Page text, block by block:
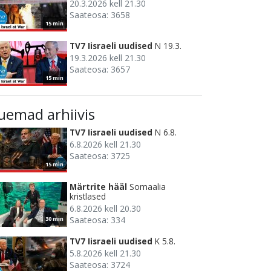
15 min
20.3.2026 kell 21.30
Saateosa: 3658
15 min
TV7 Iisraeli uudised N 19.3.
19.3.2026 kell 21.30
Saateosa: 3657
arhiivis
15 min
TV7 Iisraeli uudised N 6.8.
6.8.2026 kell 21.30
Saateosa: 3725
30 min
Märtrite hääl Somaalia
kristlased
6.8.2026 kell 20.30
Saateosa: 334
TV7 Iisraeli uudised K 5.8.
5.8.2026 kell 21.30
Saateosa: 3724